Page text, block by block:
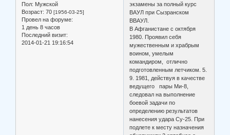
Пол: Мужской
Возраст: 70 [1956-03-25]
Провел на форуме:
1 день 8 часов
Последний визит:
2014-01-21 19:16:54
экзамены за полный курс
ВАУЛ при Сызранском
ВВАУЛ.
В Афганистане с октября
1980. Проявил себя
мужественным и храбрым
воином, умелым
командиром, отлично
подготовленным летчиком. 5.
9. 1981, действуя в качестве
ведущего пары Ми-8,
следовал на выполнение
боевой задачи по
определению результатов
нанесения удара Су-25. При
подлете к месту назначения